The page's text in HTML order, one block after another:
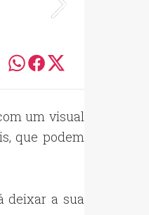
um visual
que podem
deixar a sua